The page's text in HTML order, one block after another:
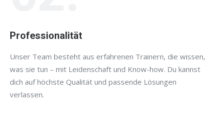
Professionalität
Unser Team besteht aus erfahrenen Trainern, die wissen,
was sie tun – mit Leidenschaft und Know-how. Du kannst
dich auf höchste Qualität und passende Lösungen
verlassen.